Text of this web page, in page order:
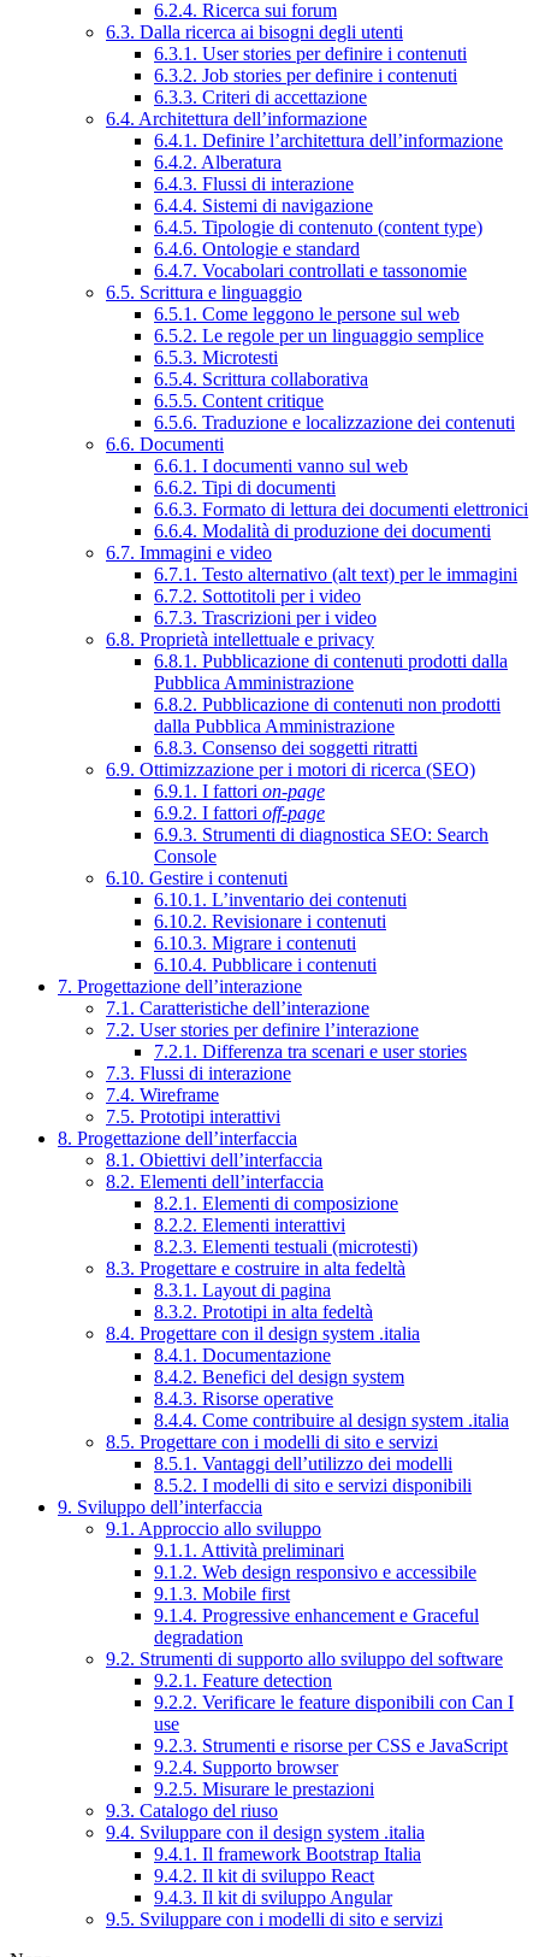
6.2.4. Ricerca sui forum
6.3. Dalla ricerca ai bisogni degli utenti
6.3.1. User stories per definire i contenuti
6.3.2. Job stories per definire i contenuti
6.3.3. Criteri di accettazione
6.4. Architettura dell’informazione
6.4.1. Definire l’architettura dell’informazione
6.4.2. Alberatura
6.4.3. Flussi di interazione
6.4.4. Sistemi di navigazione
6.4.5. Tipologie di contenuto (content type)
6.4.6. Ontologie e standard
6.4.7. Vocabolari controllati e tassonomie
6.5. Scrittura e linguaggio
6.5.1. Come leggono le persone sul web
6.5.2. Le regole per un linguaggio semplice
6.5.3. Microtesti
6.5.4. Scrittura collaborativa
6.5.5. Content critique
6.5.6. Traduzione e localizzazione dei contenuti
6.6. Documenti
6.6.1. I documenti vanno sul web
6.6.2. Tipi di documenti
6.6.3. Formato di lettura dei documenti elettronici
6.6.4. Modalità di produzione dei documenti
6.7. Immagini e video
6.7.1. Testo alternativo (alt text) per le immagini
6.7.2. Sottotitoli per i video
6.7.3. Trascrizioni per i video
6.8. Proprietà intellettuale e privacy
6.8.1. Pubblicazione di contenuti prodotti dalla
Pubblica Amministrazione
6.8.2. Pubblicazione di contenuti non prodotti
dalla Pubblica Amministrazione
6.8.3. Consenso dei soggetti ritratti
6.9. Ottimizzazione per i motori di ricerca (SEO)
6.9.1. I fattori on-page
6.9.2. I fattori off-page
6.9.3. Strumenti di diagnostica SEO: Search
Console
6.10. Gestire i contenuti
6.10.1. L’inventario dei contenuti
6.10.2. Revisionare i contenuti
6.10.3. Migrare i contenuti
6.10.4. Pubblicare i contenuti
7. Progettazione dell’interazione
7.1. Caratteristiche dell’interazione
7.2. User stories per definire l’interazione
7.2.1. Differenza tra scenari e user stories
7.3. Flussi di interazione
7.4. Wireframe
7.5. Prototipi interattivi
8. Progettazione dell’interfaccia
8.1. Obiettivi dell’interfaccia
8.2. Elementi dell’interfaccia
8.2.1. Elementi di composizione
8.2.2. Elementi interattivi
8.2.3. Elementi testuali (microtesti)
8.3. Progettare e costruire in alta fedeltà
8.3.1. Layout di pagina
8.3.2. Prototipi in alta fedeltà
8.4. Progettare con il design system .italia
8.4.1. Documentazione
8.4.2. Benefici del design system
8.4.3. Risorse operative
8.4.4. Come contribuire al design system .italia
8.5. Progettare con i modelli di sito e servizi
8.5.1. Vantaggi dell’utilizzo dei modelli
8.5.2. I modelli di sito e servizi disponibili
9. Sviluppo dell’interfaccia
9.1. Approccio allo sviluppo
9.1.1. Attività preliminari
9.1.2. Web design responsivo e accessibile
9.1.3. Mobile first
9.1.4. Progressive enhancement e Graceful
degradation
9.2. Strumenti di supporto allo sviluppo del software
9.2.1. Feature detection
9.2.2. Verificare le feature disponibili con Can I
use
9.2.3. Strumenti e risorse per CSS e JavaScript
9.2.4. Supporto browser
9.2.5. Misurare le prestazioni
9.3. Catalogo del riuso
9.4. Sviluppare con il design system .italia
9.4.1. Il framework Bootstrap Italia
9.4.2. Il kit di sviluppo React
9.4.3. Il kit di sviluppo Angular
9.5. Sviluppare con i modelli di sito e servizi